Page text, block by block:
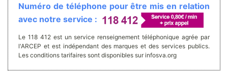
Numéro de téléphone pour être mis en relation
avec notre service :
Le 118 412 est un service renseignement téléphonique agrée par
l'ARCEP et est indépendant des marques et des services publics.
Les conditions tarifaires sont disponibles sur infosva.org